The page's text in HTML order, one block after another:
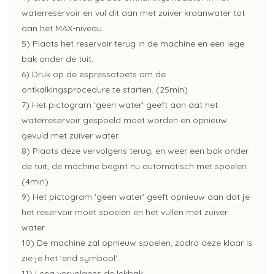
waterreservoir en vul dit aan met zuiver kraanwater tot
aan het MAX-niveau.
5) Plaats het reservoir terug in de machine en een lege
bak onder de tuit.
6) Druk op de espressotoets om de
ontkalkingsprocedure te starten. (25min)
7) Het pictogram 'geen water' geeft aan dat het
waterreservoir gespoeld moet worden en opnieuw
gevuld met zuiver water.
8) Plaats deze vervolgens terug, en weer een bak onder
de tuit, de machine begint nu automatisch met spoelen.
(4min)
9) Het pictogram 'geen water' geeft opnieuw aan dat je
het reservoir moet spoelen en het vullen met zuiver
water.
10) De machine zal opnieuw spoelen, zodra deze klaar is
zie je het 'end symbool'.